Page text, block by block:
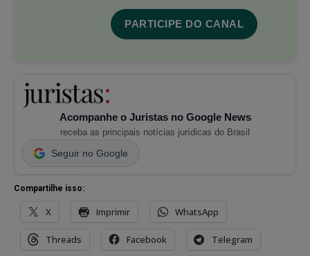
PARTICIPE DO CANAL
Acompanhe o Juristas no Google News
receba as principais notícias jurídicas do Brasil
Seguir no Google
Compartilhe isso:
X Imprimir WhatsApp
Threads Facebook Telegram